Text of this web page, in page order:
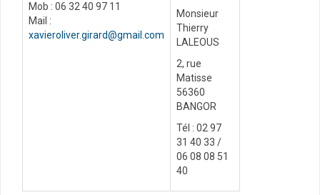
Mob : 06 32 40 97 11
Mail :
xavieroliver.girard@gmail.com
Monsieur
Thierry
LALEOUS
2, rue
Matisse
56360
BANGOR
Tél : 02 97
31 40 33 /
06 08 08 51
40